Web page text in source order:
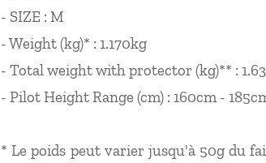
- SIZE : M
- Weight (kg)* : 1.170kg
- Total weight with protector (kg)** :
- Pilot Height Range (cm) : 160cm -
* Le poids peut varier jusqu'à 50g du